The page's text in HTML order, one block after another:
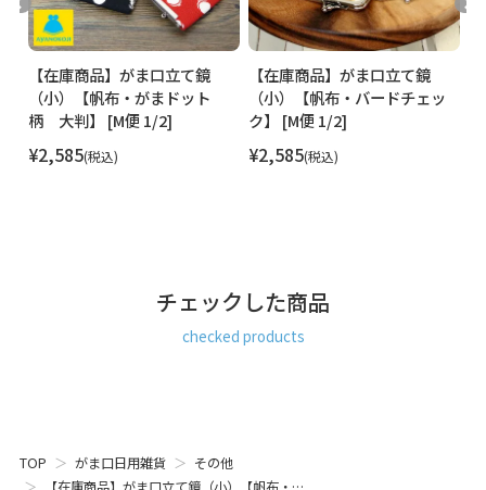
【在庫商品】がま口立て鏡
（小）【帆布・がまドット
柄 大判】 [M便 1/2]
¥2,585 税込
【在庫商品】がま口立て鏡
（小）【帆布・バードチェッ
ク】 [M便 1/2]
¥2,585 税込
チェックした商品
checked products
TOP がま口日用雑貨
その他